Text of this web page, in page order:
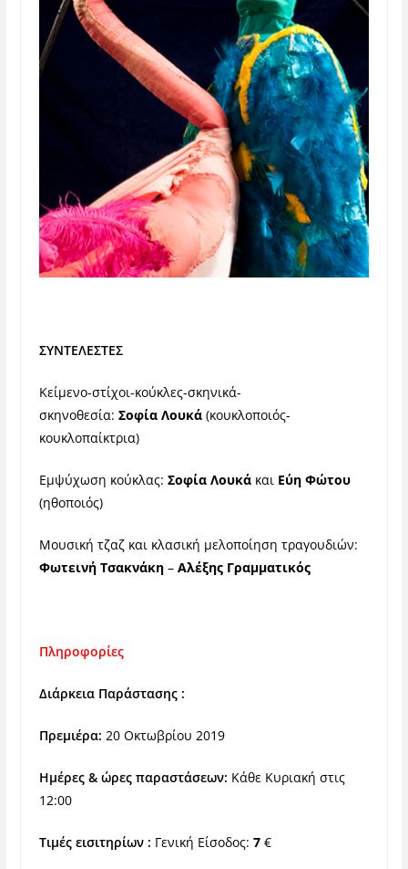
ΣΥΝΤΕΛΕΣΤΕΣ
Κείμενο-στίχοι-κούκλες-σκηνικά-
σκηνοθεσία: Σοφία Λουκά(κουκλοποιός-
κουκλοπαίκτρια)
Εμψύχωση κούκλας: Σοφία Λουκάκαι Εύη Φώτου
(ηθοποιός)
Μουσική τζαζ και κλασική μελοποίηση τραγουδιών:
Φωτεινή Τσακνάκη– Αλέξης Γραμματικός
Πληροφορίες
Διάρκεια Παράστασης :
Πρεμιέρα: 20 Οκτωβρίου 2019
Ημέρες & ώρες παραστάσεων: Κάθε Κυριακή στις
12:00
Τιμές εισιτηρίων : Γενική Είσοδος: 7€